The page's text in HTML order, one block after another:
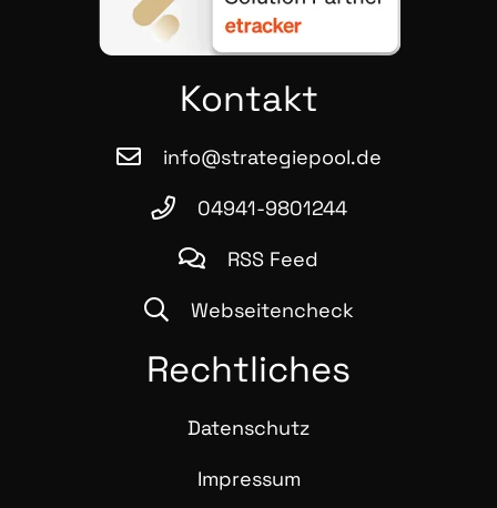
Kon­takt
info@strategiepool.de
04941-9801244
RSS Feed
Webseitencheck
Recht­li­ches
Daten­schutz
Impres­sum